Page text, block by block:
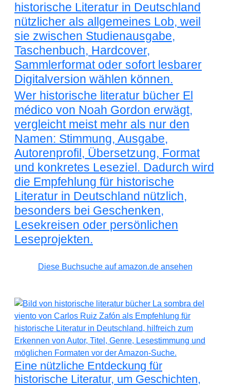
historische Literatur in Deutschland
nützlicher als allgemeines Lob, weil
sie zwischen Studienausgabe,
Taschenbuch, Hardcover,
Sammlerformat oder sofort lesbarer
Digitalversion wählen können.
Wer historische literatur bücher El
médico von Noah Gordon erwägt,
vergleicht meist mehr als nur den
Namen: Stimmung, Ausgabe,
Autorenprofil, Übersetzung, Format
und konkretes Leseziel. Dadurch wird
die Empfehlung für historische
Literatur in Deutschland nützlich,
besonders bei Geschenken,
Lesekreisen oder persönlichen
Leseprojekten.
Diese Buchsuche auf amazon.de ansehen
Eine nützliche Entdeckung für
historische Literatur, um Geschichten,